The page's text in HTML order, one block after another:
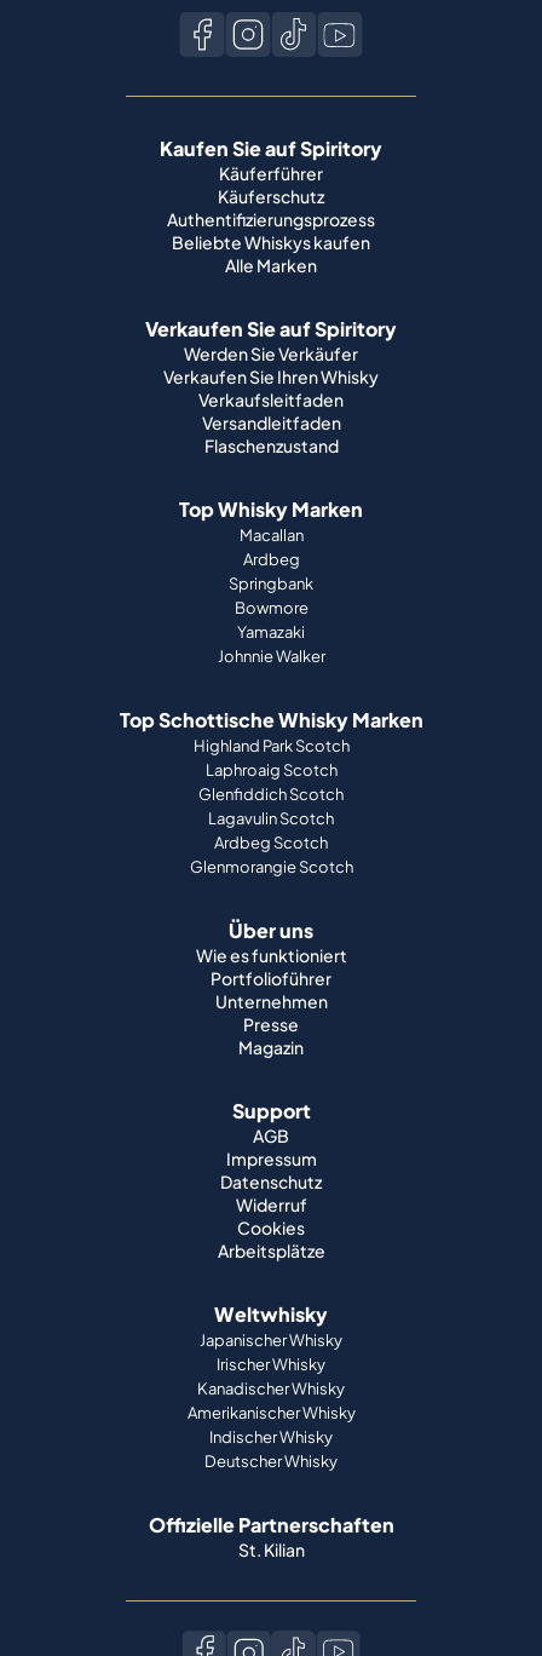
Kaufen Sie auf Spiritory
Käuferführer
Käuferschutz
Authentifizierungsprozess
Beliebte Whiskys kaufen
Alle Marken
Verkaufen Sie auf Spiritory
Werden Sie Verkäufer
Verkaufen Sie Ihren Whisky
Verkaufsleitfaden
Versandleitfaden
Flaschenzustand
Top Whisky Marken
Macallan
Ardbeg
Springbank
Bowmore
Yamazaki
Johnnie Walker
Top Schottische Whisky Marken
Highland Park Scotch
Laphroaig Scotch
Glenfiddich Scotch
Lagavulin Scotch
Ardbeg Scotch
Glenmorangie Scotch
Über uns
Wie es funktioniert
Portfolioführer
Unternehmen
Presse
Magazin
Support
AGB
Impressum
Datenschutz
Widerruf
Cookies
Arbeitsplätze
Weltwhisky
Japanischer Whisky
Irischer Whisky
Kanadischer Whisky
Amerikanischer Whisky
Indischer Whisky
Deutscher Whisky
Offizielle Partnerschaften
St. Kilian